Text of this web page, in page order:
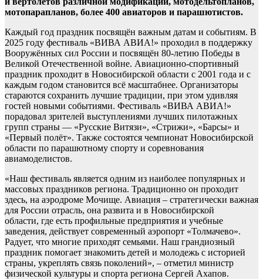
мотопарапланов, более 400 авиаторов и парашютистов.
Каждый год праздник посвящён важным датам и событиям. В
2025 году фестиваль «ВИВА АВИА!» проходил в поддержку
Вооружённых сил России и посвящён 80-летию Победы в
Великой Отечественной войне. Авиационно-спортивный
праздник проходит в Новосибирской области с 2001 года и с
каждым годом становится всё масштабнее. Организаторы
стараются сохранить лучшие традиции, при этом удивляя
гостей новыми событиями. Фестиваль «ВИВА АВИА!»
порадовал зрителей выступлениями лучших пилотажных
групп страны — «Русские Витязи», «Стрижи», «Барсы» и
«Первый полёт». Также состоятся чемпионат Новосибирской
области по парашютному спорту и соревнования
авиамоделистов.
«Наш фестиваль является одним из наиболее популярных и
массовых праздников региона. Традиционно он проходит
здесь, на аэродроме Мочище. Авиация – стратегически важная
для России отрасль, она развита и в Новосибирской
области, где есть профильные предприятия и учебные
заведения, действует современный аэропорт «Толмачево».
Радует, что многие приходят семьями. Наш грандиозный
праздник помогает знакомить детей и молодежь с историей
страны, укреплять связь поколений», – отметил министр
физической культуры и спорта региона Сергей Ахапов.